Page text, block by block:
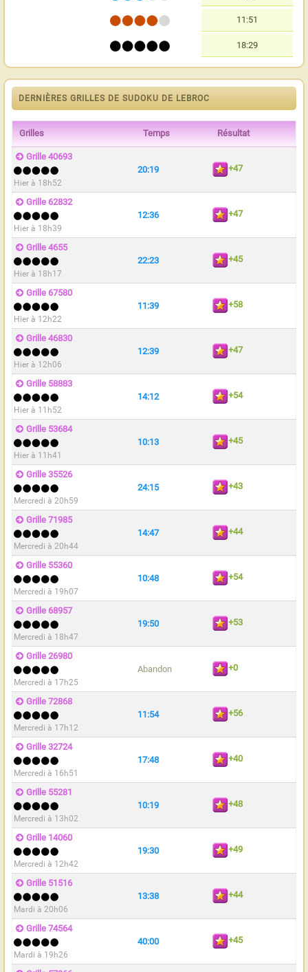
11:51
18:29
DERNIÈRES GRILLES DE SUDOKU DE LEBROC
Grilles Temps Résultat
Grille 40693
Hier à 18h52
20:19 +47
Grille 62832
Hier à 18h39
12:36 +47
Grille 4655
Hier à 18h17
22:23 +45
Grille 67580
Hier à 12h22
11:39 +58
Grille 46830
Hier à 12h06
12:39 +47
Grille 58883
Hier à 11h52
14:12 +54
Grille 53684
Hier à 11h41
10:13 +45
Grille 35526
Mercredi à 20h59
24:15 +43
Grille 71985
Mercredi à 20h44
14:47 +44
Grille 55360
Mercredi à 19h07
10:48 +54
Grille 68957
Mercredi à 18h47
19:50 +53
Grille 26980
Mercredi à 17h25
Abandon +0
Grille 72868
Mercredi à 17h12
11:54 +56
Grille 32724
Mercredi à 16h51
17:48 +40
Grille 55281
Mercredi à 13h02
10:19 +48
Grille 14060
Mercredi à 12h42
19:30 +49
Grille 51516
Mardi à 20h06
13:38 +44
Grille 74564
Mardi à 19h26
40:00 +45